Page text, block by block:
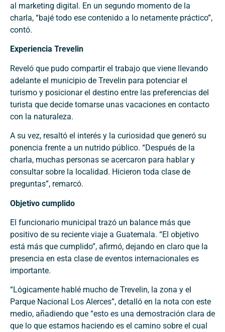
al marketing digital. En un segundo momento de la
charla, “bajé todo ese contenido a lo netamente práctico”,
contó.
Experiencia Trevelin
Reveló que pudo compartir el trabajo que viene llevando
adelante el municipio de Trevelin para potenciar el
turismo y posicionar el destino entre las preferencias del
turista que decide tomarse unas vacaciones en contacto
con la naturaleza.
A su vez, resaltó el interés y la curiosidad que generó su
ponencia frente a un nutrido público. “Después de la
charla, muchas personas se acercaron para hablar y
consultar sobre la localidad. Hicieron toda clase de
preguntas”, remarcó.
Objetivo cumplido
El funcionario municipal trazó un balance más que
positivo de su reciente viaje a Guatemala. “El objetivo
está más que cumplido”, afirmó, dejando en claro que la
presencia en esta clase de eventos internacionales es
importante.
“Lógicamente hablé mucho de Trevelin, la zona y el
Parque Nacional Los Alerces”, detalló en la nota con este
medio, añadiendo que “esto es una demostración clara de
que lo que estamos haciendo es el camino sobre el cual